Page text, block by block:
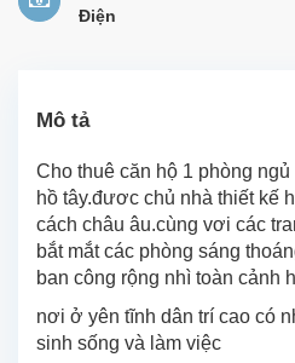
Điện
Mô tả
Cho thuê căn hộ 1 phòng
hồ tây.đươc chủ nhà thiết kế
cách châu âu.cùng vơi các
bắt mắt các phòng sáng
ban công rộng nhì toàn cảnh
nơi ở yên tĩnh dân trí cao có
sinh sống và làm việc